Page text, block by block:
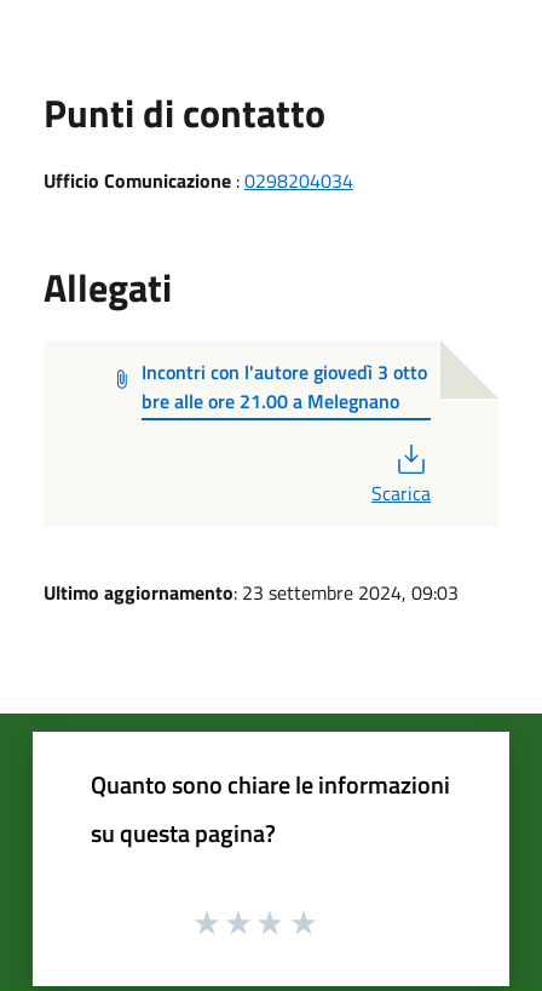
Punti di contatto
Ufficio Comunicazione :0298204034
Allegati
Incontri con l'autore giovedì 3 otto
bre alle ore 21.00 a Melegnano
Scarica
Ultimo aggiornamento: 23 settembre 2024, 09:03
Quanto sono chiare le informazioni
su questa pagina?